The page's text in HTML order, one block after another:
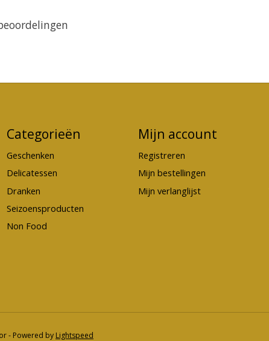
Categorieën
Geschenken
Delicatessen
Dranken
Seizoensproducten
Non Food
Mijn account
Registreren
Mijn bestellingen
Mijn verlanglijst
- Powered by Lightspeed